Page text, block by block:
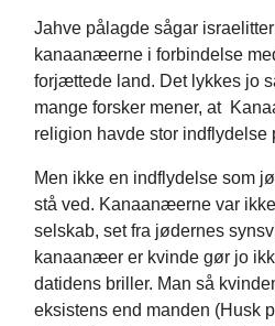
Jahve pålagde sågar
kanaanæerne i forbindelse
forjættede land. Det lykkes jo
mange forsker mener, at
religion havde stor indflydelse
Men ikke en indflydelse som
stå ved. Kanaanæerne var
selskab, set fra jødernes
kanaanæer er kvinde gør jo
datidens briller. Man så
eksistens end manden (Husk